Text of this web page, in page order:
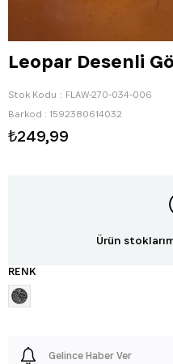
Leopar Desenli
Stok Kodu
FLAW-270-034-006
Barkod : 1592380614032
₺249,99
Ürün
RENK
Gelince Haber Ver